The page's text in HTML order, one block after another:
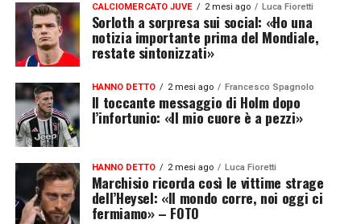
CALCIOMERCATO JUVE 2 mesi ago Luca Fioretti
Sorloth a sorpresa sui social: «Ho una
notizia importante prima del Mondiale,
restate sintonizzati»
HANNO DETTO 2 mesi ago Francesco Spagnolo
Il toccante messaggio di Holm dopo
l’infortunio: «Il mio cuore è a pezzi»
HANNO DETTO 2 mesi ago Luca Fioretti
Marchisio ricorda così le vittime strage
dell’Heysel: «Il mondo corre, noi oggi ci
fermiamo» – FOTO